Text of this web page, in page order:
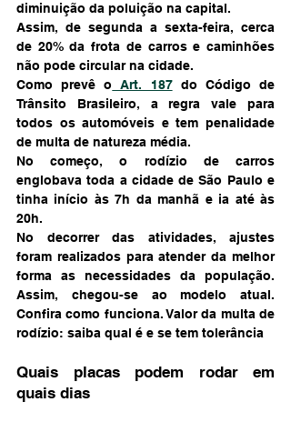
diminuição da poluição na capital.
Assim, de segunda a sexta-feira, cerca
de 20% da frota de carros e caminhões
não pode circular na cidade.
Como prevê o Art. 187 do Código de
Trânsito Brasileiro, a regra vale para
todos os automóveis e tem penalidade
de multa de natureza média.
No começo, o rodízio de carros
englobava toda a cidade de São Paulo e
tinha início às 7h da manhã e ia até às
20h.
No decorrer das atividades, ajustes
foram realizados para atender da melhor
forma as necessidades da população.
Assim, chegou-se ao modelo atual.
Confira como funciona. Valor da multa de
rodízio: saiba qual é e se tem tolerância
Quais placas podem rodar em
quais dias